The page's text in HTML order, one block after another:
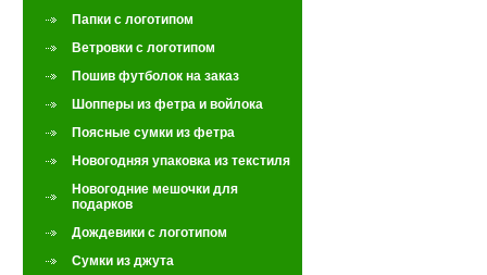
Папки с логотипом
Ветровки с логотипом
Пошив футболок на заказ
Шопперы из фетра и войлока
Поясные сумки из фетра
Новогодняя упаковка из текстиля
Новогодние мешочки для
подарков
Дождевики с логотипом
Сумки из джута